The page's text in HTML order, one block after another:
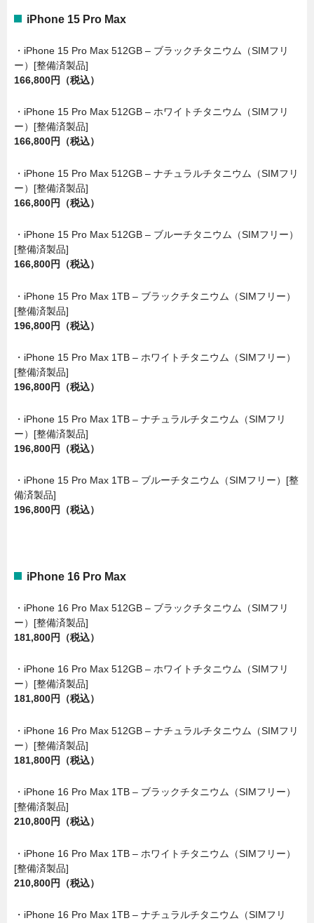
iPhone 15 Pro Max
・iPhone 15 Pro Max 512GB – ブラックチタニウム（SIMフリ
ー）[整備済製品]
166,800円（税込）
・iPhone 15 Pro Max 512GB – ホワイトチタニウム（SIMフリ
ー）[整備済製品]
166,800円（税込）
・iPhone 15 Pro Max 512GB – ナチュラルチタニウム（SIMフリ
ー）[整備済製品]
166,800円（税込）
・iPhone 15 Pro Max 512GB – ブルーチタニウム（SIMフリー）
[整備済製品]
166,800円（税込）
・iPhone 15 Pro Max 1TB – ブラックチタニウム（SIMフリー）
[整備済製品]
196,800円（税込）
・iPhone 15 Pro Max 1TB – ホワイトチタニウム（SIMフリー）
[整備済製品]
196,800円（税込）
・iPhone 15 Pro Max 1TB – ナチュラルチタニウム（SIMフリ
ー）[整備済製品]
196,800円（税込）
・iPhone 15 Pro Max 1TB – ブルーチタニウム（SIMフリー）[整
備済製品]
196,800円（税込）
iPhone 16 Pro Max
・iPhone 16 Pro Max 512GB – ブラックチタニウム（SIMフリ
ー）[整備済製品]
181,800円（税込）
・iPhone 16 Pro Max 512GB – ホワイトチタニウム（SIMフリ
ー）[整備済製品]
181,800円（税込）
・iPhone 16 Pro Max 512GB – ナチュラルチタニウム（SIMフリ
ー）[整備済製品]
181,800円（税込）
・iPhone 16 Pro Max 1TB – ブラックチタニウム（SIMフリー）
[整備済製品]
210,800円（税込）
・iPhone 16 Pro Max 1TB – ホワイトチタニウム（SIMフリー）
[整備済製品]
210,800円（税込）
・iPhone 16 Pro Max 1TB – ナチュラルチタニウム（SIMフリ